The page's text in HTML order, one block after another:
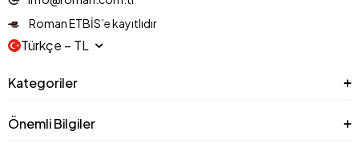
Roman ETBİS’e kayıtlıdır
Türkçe − TL
Kategoriler
Önemli Bilgiler